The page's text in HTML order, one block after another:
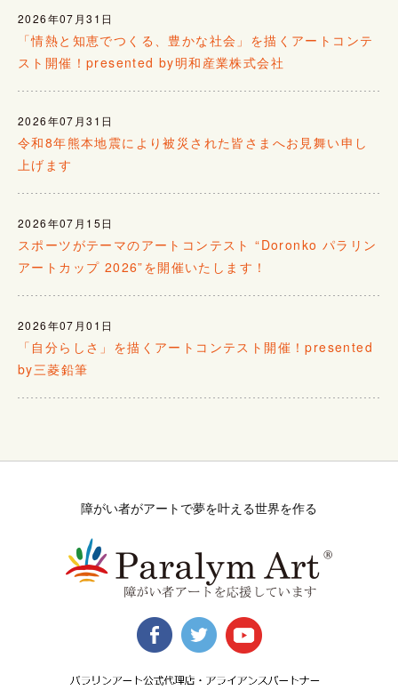
2026年07月31日
「情熱と知恵でつくる、豊かな社会」を描くアートコンテ
スト開催！presented by明和産業株式会社
2026年07月31日
令和8年熊本地震により被災された皆さまへお見舞い申し
上げます
2026年07月15日
スポーツがテーマのアートコンテスト “Doronko パラリン
アートカップ 2026”を開催いたします！
2026年07月01日
「自分らしさ」を描くアートコンテスト開催！presented
by三菱鉛筆
障がい者がアートで夢を叶える世界を作る